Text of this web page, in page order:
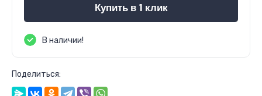
Купить в 1 клик
В наличии!
Поделиться: